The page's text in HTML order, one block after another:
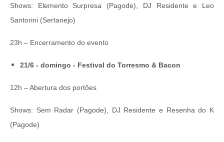
Shows: Elemento Surpresa (Pagode), DJ Residente e Leo
Santorini (Sertanejo)
23h – Encerramento do evento
21/6 - domingo - Festival do Torresmo & Bacon
12h – Abertura dos portões
Shows: Sem Radar (Pagode), DJ Residente e Resenha do K
(Pagode)